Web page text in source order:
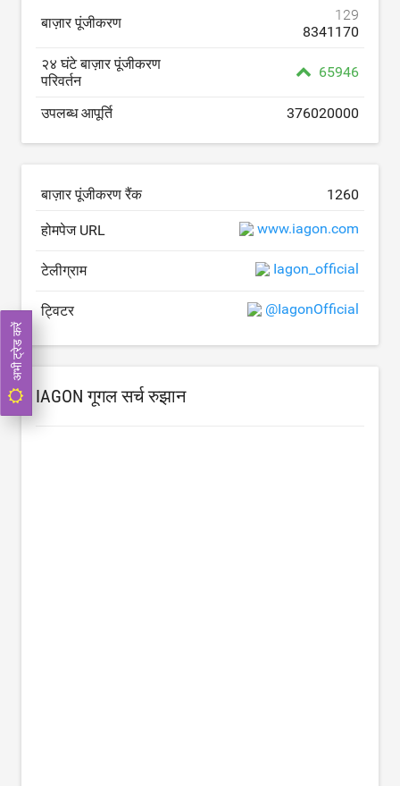
बाज़ार पूंजीकरण
129
8341170
२४ घंटे बाज़ार पूंजीकरण
परिवर्तन
65946
उपलब्ध आपूर्ति 376020000
बाज़ार पूंजीकरण रैंक 1260
होमपेज URL www.iagon.com
टेलीग्राम Iagon_official
ट्विटर @IagonOfficial
IAGON गूगल सर्च रुझान
अभी ट्रेड करें